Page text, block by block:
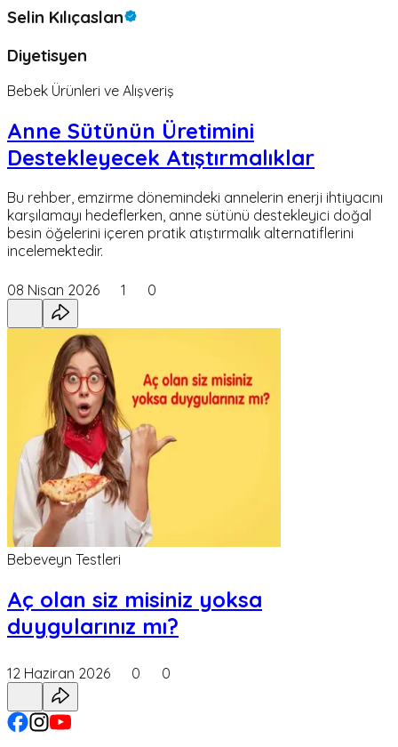
Selin Kılıçaslan
Diyetisyen
Bebek Ürünleri ve Alışveriş
Anne Sütünün Üretimini
Destekleyecek Atıştırmalıklar
Bu rehber, emzirme dönemindeki annelerin enerji ihtiyacını
karşılamayı hedeflerken, anne sütünü destekleyici doğal
besin öğelerini içeren pratik atıştırmalık alternatiflerini
incelemektedir.
08 Nisan 2026 1 0
Bebeveyn Testleri
Aç olan siz misiniz yoksa
duygularınız mı?
12 Haziran 2026 0 0